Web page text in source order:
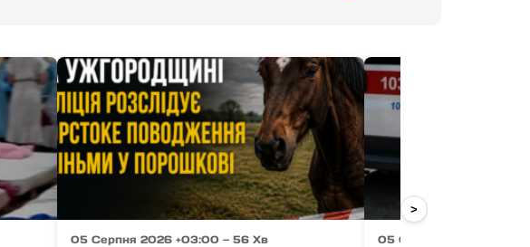
05 Серпня 2026 +03:00 — 56 Хв 05 Серпня 2026 +03:00
>